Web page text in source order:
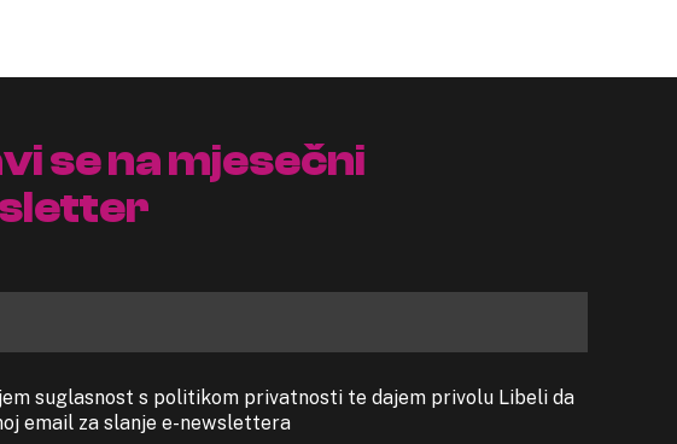
se na mjesečni
suglasnost s politikom privatnosti te dajem privolu Libeli da
email za slanje e-newslettera